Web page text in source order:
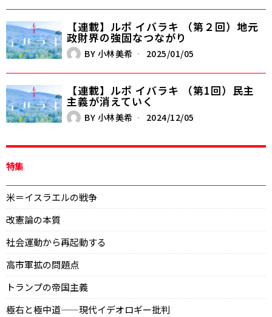
【連載】ルポ イバラキ （第２回）地元
政財界の強固なつながり
BY 小林美希 2025/01/05
【連載】ルポ イバラキ （第1回）民主
主義が消えていく
BY 小林美希 2024/12/05
特集
米＝イスラエルの戦争
改憲論の本質
社会運動から再起動する
高市軍拡の問題点
トランプの帝国主義
極右と極中道——現代イデオロギー批判